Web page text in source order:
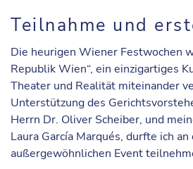
Teilnahme und
Die heurigen Wiener Festwochen
Republik Wien“, ein einzigartiges
Theater und Realität miteinander
Unterstützung des
Herrn Dr. Oliver Scheiber, und
Laura García Marqués, durfte ich an
außergewöhnlichen Event